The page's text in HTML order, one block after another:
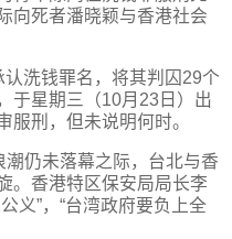
向死者潘晓颖与香港社会
洗钱罪名，将其判囚29个
于星期三（10月23日）出
服刑，但未说明何时。
潮仍未落幕之际，台北与香
。香港特区保安局局长李
义”，“台湾政府要负上全